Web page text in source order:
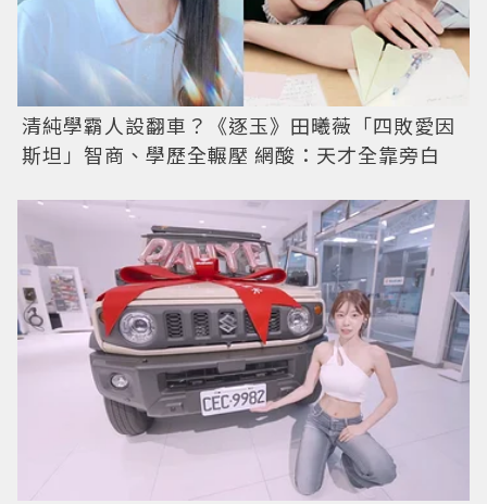
清純學霸人設翻車？《逐玉》田曦薇「四敗愛因
斯坦」智商、學歷全輾壓 網酸：天才全靠旁白